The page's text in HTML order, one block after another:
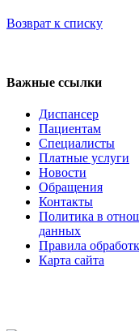
Возврат к списку
Важные ссылки
Диспансер
Пациентам
Специалисты
Платные услуги
Новости
Обращения
Контакты
Политика в
данных
Правила
Карта сайта